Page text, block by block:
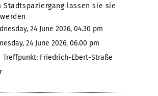
Stadtspaziergang lassen sie sie
24 June 2026, 04.30 pm
24 June 2026, 06.00 pm
Treffpunkt: Friedrich-Ebert-Straße